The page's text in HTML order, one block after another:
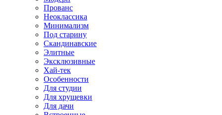
Прованс
Неоклассика
Минимализм
Под старину
Скандинавские
Элитные
Эксклюзивные
Хай-тек
Особенности
Для студии
Для хрущевки
Для дачи